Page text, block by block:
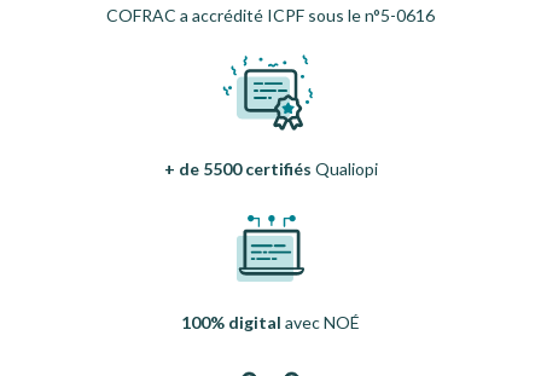
COFRAC a accrédité ICPF sous le n°5-0616
+ de 5500 certifiés Qualiopi
100% digital avec NOÉ